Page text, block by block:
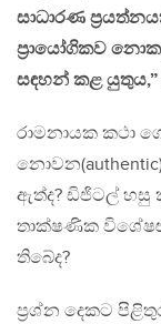
සාධාරණ
ප්‍රායෝගිකව
සඳහන් කළ යුතුය,”
රාමනායක කථා
ඇත්ද? ඩිජිටල් හසු
තාක්ෂණික
තිබේද?
ප්‍රශ්න දෙකට